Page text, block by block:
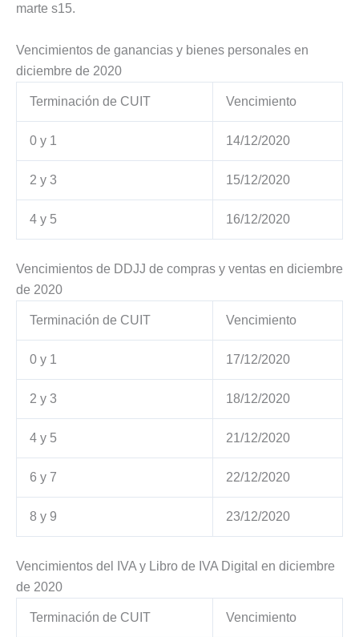
marte s15.
Vencimientos de ganancias y bienes personales en
diciembre de 2020
Terminación de CUIT Vencimiento
0 y 1 14/12/2020
2 y 3 15/12/2020
4 y 5 16/12/2020
Vencimientos de DDJJ de compras y ventas en diciembre
de 2020
Terminación de CUIT Vencimiento
0 y 1 17/12/2020
2 y 3 18/12/2020
4 y 5 21/12/2020
6 y 7 22/12/2020
8 y 9 23/12/2020
Vencimientos del IVA y Libro de IVA Digital en diciembre
de 2020
Terminación de CUIT Vencimiento